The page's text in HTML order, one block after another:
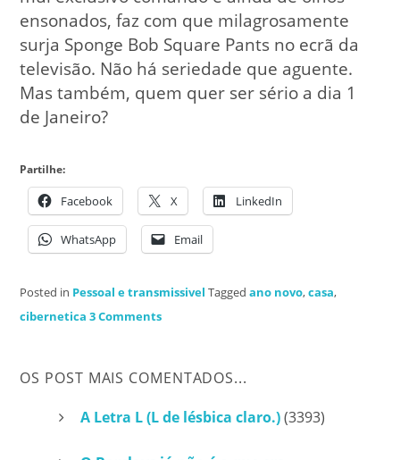
ensonados, faz com que milagrosamente
surja Sponge Bob Square Pants no ecrã da
televisão. Não há seriedade que aguente.
Mas também, quem quer ser sério a dia 1
de Janeiro?
Partilhe:
Facebook X LinkedIn
WhatsApp Email
Posted in Pessoal e transmissivel Taggedano novo,casa,
cibernetica 3 Comments
OS POST MAIS COMENTADOS...
A Letra L (L de lésbica claro.)(3393)